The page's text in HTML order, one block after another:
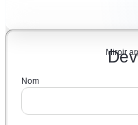
Miroir
Nom